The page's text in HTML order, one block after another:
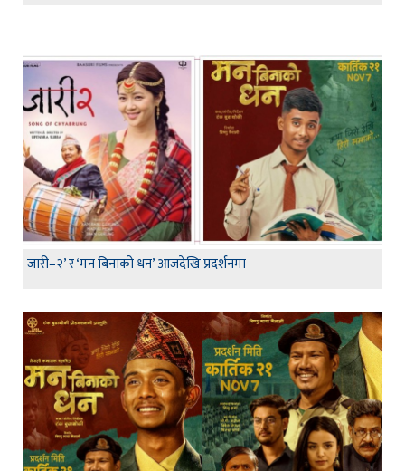
जारी–२’ र ‘मन बिनाको धन’ आजदेखि प्रदर्शनमा